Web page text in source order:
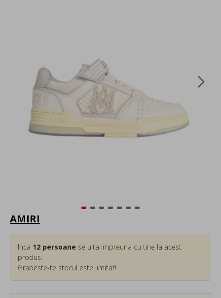
AMIRI
Inca 12 persoane se uita impreuna cu tine la acest
produs.
Grabeste-te stocul este limitat!